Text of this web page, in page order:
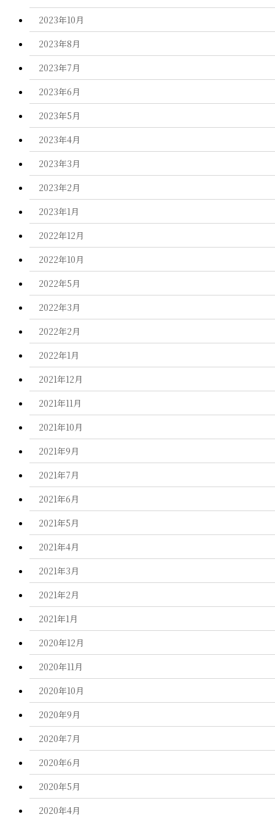
2023年10月
2023年8月
2023年7月
2023年6月
2023年5月
2023年4月
2023年3月
2023年2月
2023年1月
2022年12月
2022年10月
2022年5月
2022年3月
2022年2月
2022年1月
2021年12月
2021年11月
2021年10月
2021年9月
2021年7月
2021年6月
2021年5月
2021年4月
2021年3月
2021年2月
2021年1月
2020年12月
2020年11月
2020年10月
2020年9月
2020年7月
2020年6月
2020年5月
2020年4月